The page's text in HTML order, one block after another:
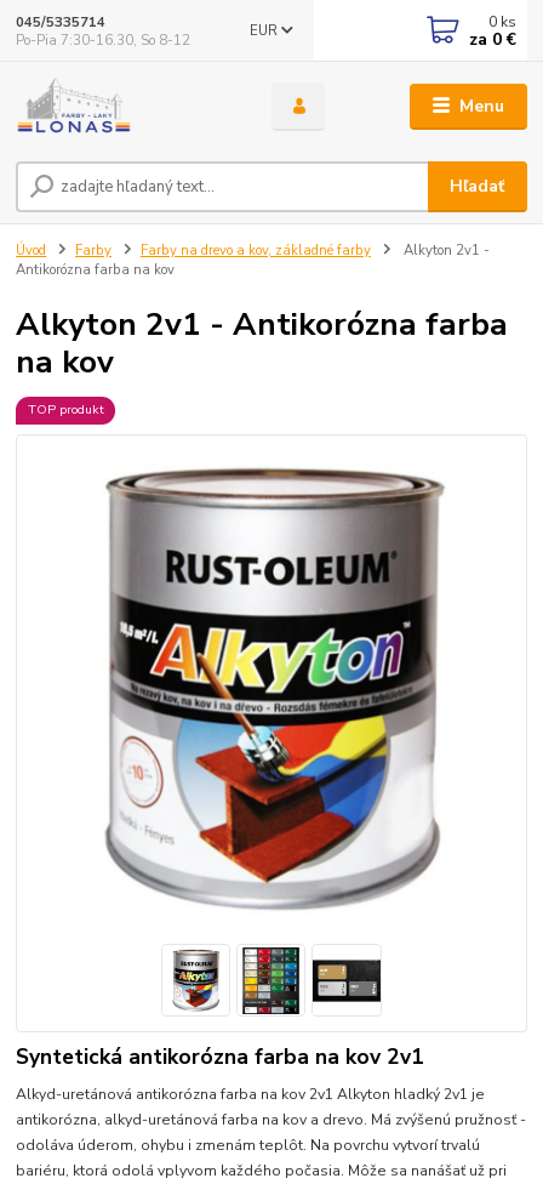
Menu
EUR
Hľadať
045/5335714
Po-Pia 7:30-16.30, So 8-12
0 ks
za 0 €
Úvod Farby Farby na drevo a kov, základné farby
Alkyton 2v1 -
Antikorózna farba na kov
Alkyton 2v1 - Antikorózna farba
na kov
TOP produkt
Syntetická antikorózna farba na kov 2v1
Alkyd-uretánová antikorózna farba na kov 2v1 Alkyton hladký 2v1 je
antikorózna, alkyd-uretánová farba na kov a drevo. Má zvýšenú pružnosť -
odoláva úderom, ohybu i zmenám teplôt. Na povrchu vytvorí trvalú
bariéru, ktorá odolá vplyvom každého počasia. Môže sa nanášať už pri